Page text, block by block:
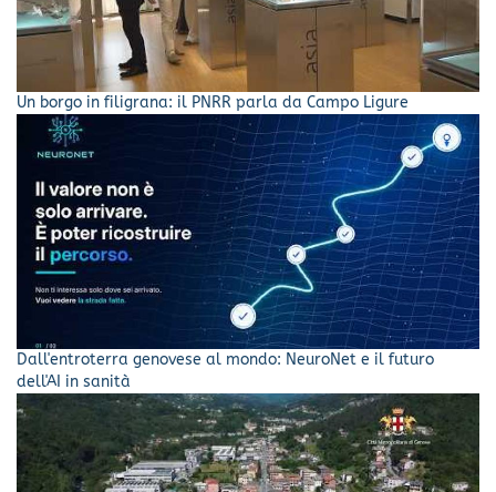
Un borgo in filigrana: il PNRR parla da Campo Ligure
Dall'entroterra genovese al mondo: NeuroNet e il futuro
dell'AI in sanità